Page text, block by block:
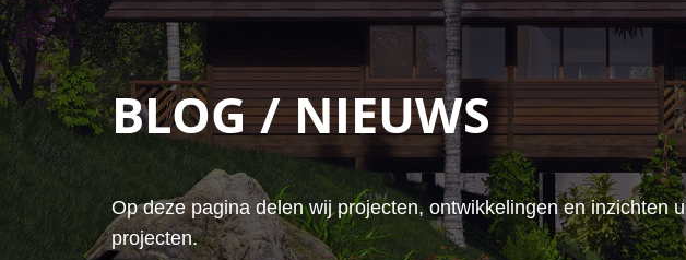
BLOG / NIEUWS
Op deze pagina delen wij projecten, ontwikkelingen en inzichten
projecten.